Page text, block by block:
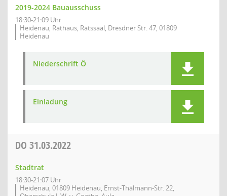
2019-2024 Bauausschuss
18:30-21:09 Uhr
Heidenau, Rathaus, Ratssaal, Dresdner Str. 47, 01809
Heidenau
Niederschrift Ö
Einladung
DO 31.03.2022
Stadtrat
18:30-21:07 Uhr
Heidenau, 01809 Heidenau, Ernst-Thälmann-Str. 22,